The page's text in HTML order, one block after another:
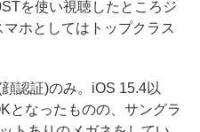
を使い視聴したところジ
ホとしてはトップクラス
認証)のみ。iOS 15.4以
となったものの、サングラ